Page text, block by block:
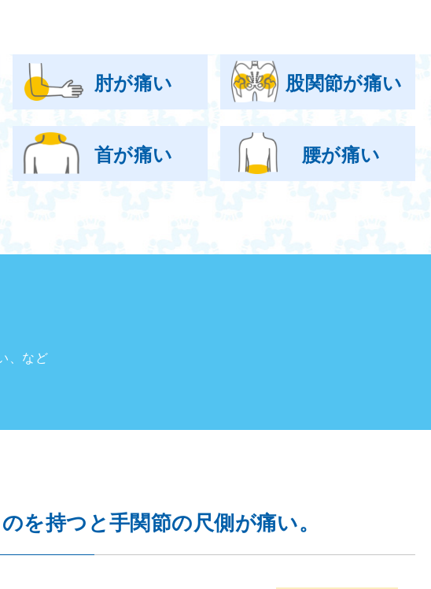
肘が痛い 股関節が痛い
首が痛い 腰が痛い
、など
を持つと手関節の尺側が痛い。